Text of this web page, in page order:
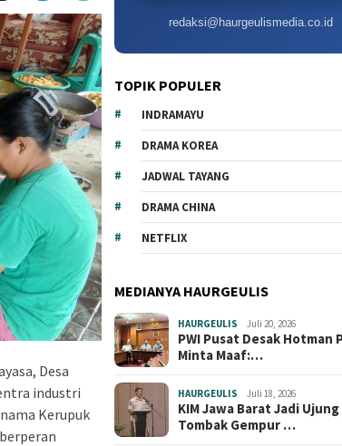
Desa
industri
Kerupuk
redaksi@haurgeulismedia.co.id
TOPIK POPULER
INDRAMAYU
DRAMA KOREA
JADWAL TAYANG
DRAMA CHINA
NETFLIX
MEDIANYA HAURGEULIS
HAURGEULIS Juli 20, 2026
PWI Pusat Desak Hotman
Minta Maaf:…
HAURGEULIS Juli 18, 2026
KIM Jawa Barat Jadi Ujung
Tombak Gempur …